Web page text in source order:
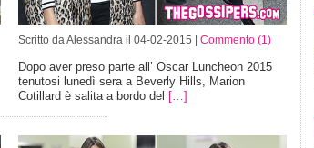
Scritto da Alessandra il 04-02-2015 | Commento (1)
Dopo aver preso parte all’ Oscar Luncheon 2015
tenutosi lunedì sera a Beverly Hills, Marion
Cotillard è salita a bordo del […]